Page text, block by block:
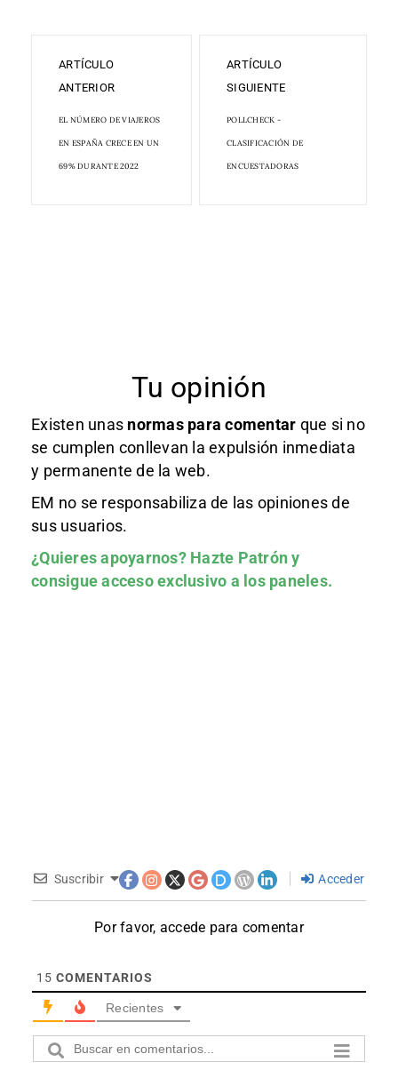
ARTÍCULO
ANTERIOR
EL NÚMERO DE VIAJEROS
EN ESPAÑA CRECE EN UN
69% DURANTE 2022
ARTÍCULO
SIGUIENTE
POLLCHECK -
CLASIFICACIÓN DE
ENCUESTADORAS
Tu opinión
Existen unas normas para comentar que si no
se cumplen conllevan la expulsión inmediata
y permanente de la web.
EM no se responsabiliza de las opiniones de
sus usuarios.
¿Quieres apoyarnos? Hazte Patróny
consigue acceso exclusivo a los paneles.
Suscribir Acceder
Por favor, accede para comentar
15 COMENTARIOS
Recientes